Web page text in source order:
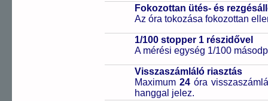
Fokozottan ütés- és
Az óra tokozása fokozottan
1/100 stopper 1 részidővel
A mérési egység 1/100
Visszaszámláló riasztás
Maximum24 óra
hanggal jelez.